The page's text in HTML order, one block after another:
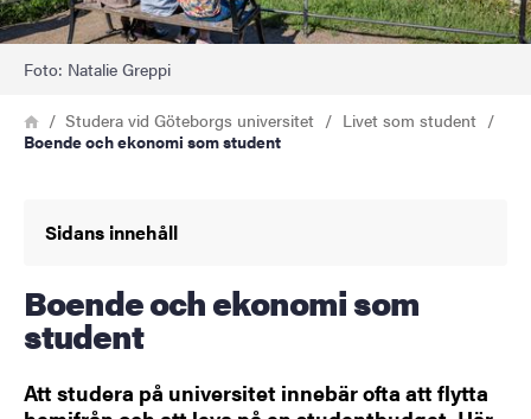
Foto: Natalie Greppi
Länkstig
HemStudera vid Göteborgs universitet
Livet som student
Boende och ekonomi som student
Sidans innehåll
Boende och ekonomi som
student
Att studera på universitet innebär ofta att flytta